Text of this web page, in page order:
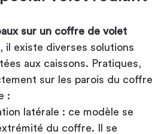
sur un coffre de volet
, il existe diverses solutions
aux caissons. Pratiques,
sur les parois du coffre
:
latérale : ce modèle se
du coffre. Il se